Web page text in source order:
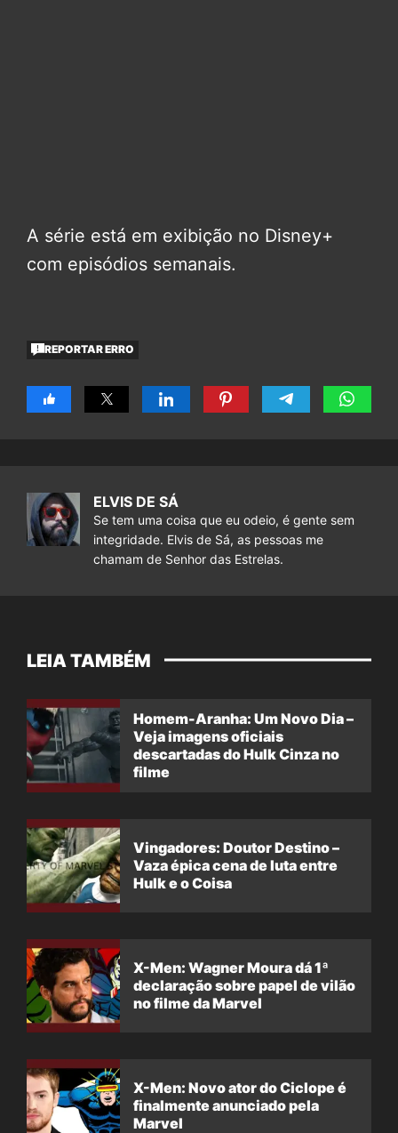
A série está em exibição no Disney+
com episódios semanais.
REPORTAR ERRO
ELVIS DE SÁ
Se tem uma coisa que eu odeio, é gente sem
integridade. Elvis de Sá, as pessoas me
chamam de Senhor das Estrelas.
LEIA TAMBÉM
Homem-Aranha: Um Novo Dia –
Veja imagens oficiais
descartadas do Hulk Cinza no
filme
Vingadores: Doutor Destino –
Vaza épica cena de luta entre
Hulk e o Coisa
X-Men: Wagner Moura dá 1ª
declaração sobre papel de vilão
no filme da Marvel
X-Men: Novo ator do Ciclope é
finalmente anunciado pela
Marvel